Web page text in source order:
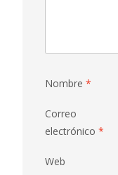
Nombre *
Correo
electrónico *
Web